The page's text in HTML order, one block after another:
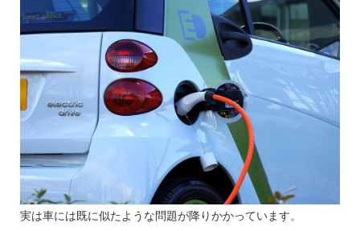
実は車には既に似たような問題が降りかかっています。